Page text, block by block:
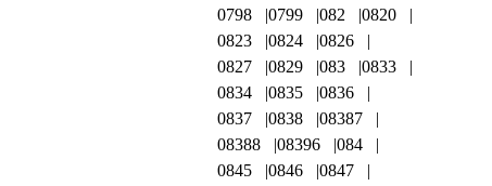
0798
0799 082
0820
0823
0824
0826
0827
0829 083
0833
0834
0835
0836
0837
0838
08387
08388
08396
084
0845
0846
0847